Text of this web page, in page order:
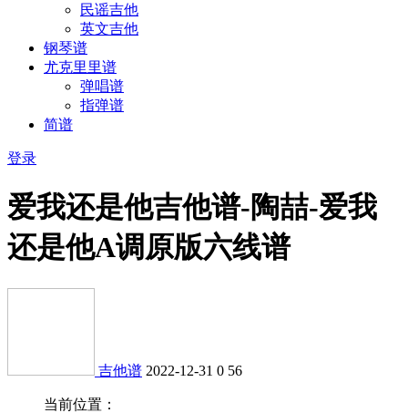
民谣吉他
英文吉他
钢琴谱
尤克里里谱
弹唱谱
指弹谱
简谱
登录
爱我还是他吉他谱-陶喆-爱我
还是他A调原版六线谱
吉他谱 2022-12-31 0 56
当前位置：